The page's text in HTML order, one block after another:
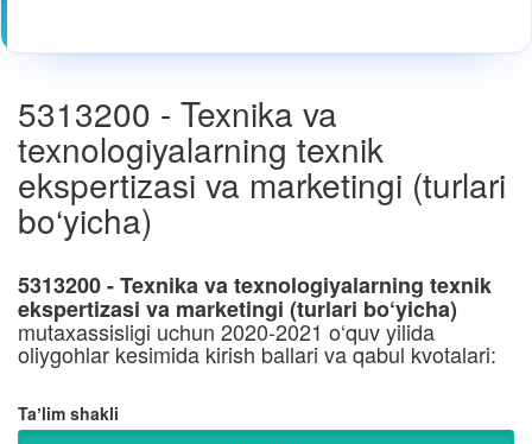
5313200 - Texnika va
texnologiyalarning texnik
ekspertizasi va marketingi (turlari
bo‘yicha)
5313200 - Texnika va texnologiyalarning texnik
ekspertizasi va marketingi (turlari bo‘yicha)
mutaxassisligi uchun 2020-2021 o‘quv yilida
oliygohlar kesimida kirish ballari va qabul kvotalari:
Taʼlim shakli